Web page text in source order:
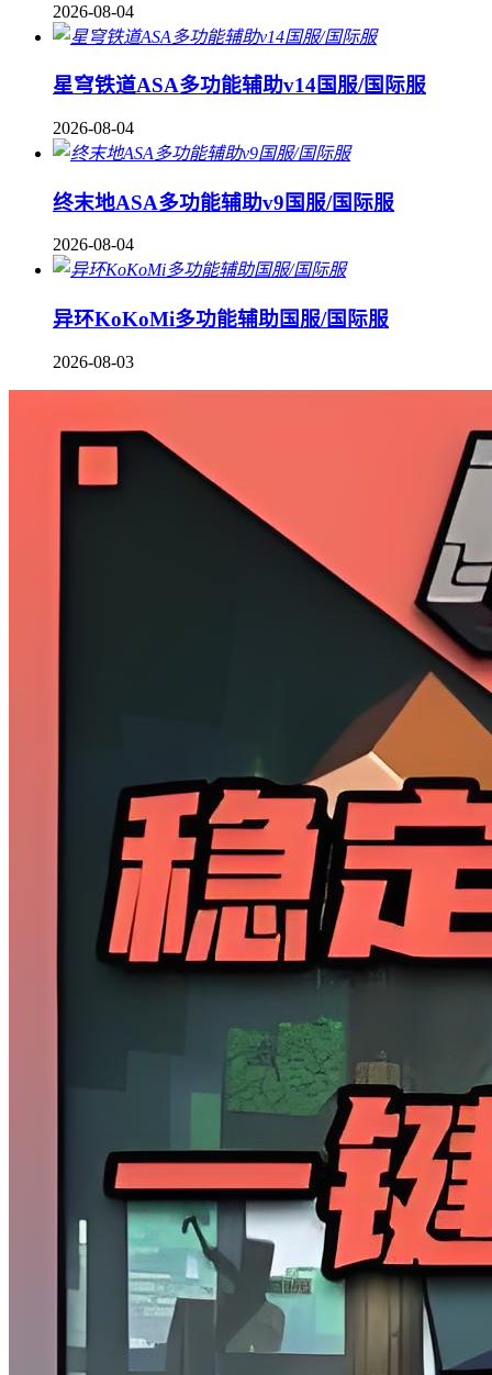
2026-08-04
星穹铁道ASA多功能辅助v14国服/国际服
2026-08-04
终末地ASA多功能辅助v9国服/国际服
2026-08-04
异环KoKoMi多功能辅助国服/国际服
2026-08-03